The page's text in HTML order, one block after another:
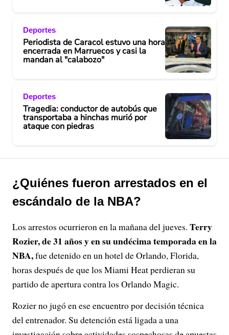
o
Deportes
Periodista de Caracol estuvo una hora
encerrada en Marruecos y casi la
mandan al "calabozo"
Deportes
Tragedia: conductor de autobús que
transportaba a hinchas murió por
ataque con piedras
¿Quiénes fueron arrestados en el
escándalo de la NBA?
Los arrestos ocurrieron en la mañana del jueves. Terry
Rozier, de 31 años y en su undécima temporada en la
NBA,fue detenido en un hotel de Orlando, Florida,
horas después de que los Miami Heat perdieran su
partido de apertura contra los Orlando Magic.
Rozier no jugó en ese encuentro por decisión técnica
del entrenador. Su detención está ligada a una